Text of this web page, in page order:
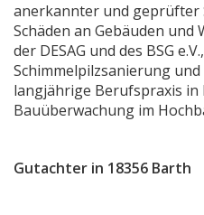
Lokale Gutachten KHS
Dipl.-Ing. Hans
Sachverständigenbüro
Bauzustandsgutachten
Kfz-Sachverständige
anerkannter und geprüfter
Schäden an Gebäuden
der DESAG und des BSG
Schimmelpilzsanierung
langjährige Berufspraxis in
Bauüberwachung im
Gutachter in 18356 Barth